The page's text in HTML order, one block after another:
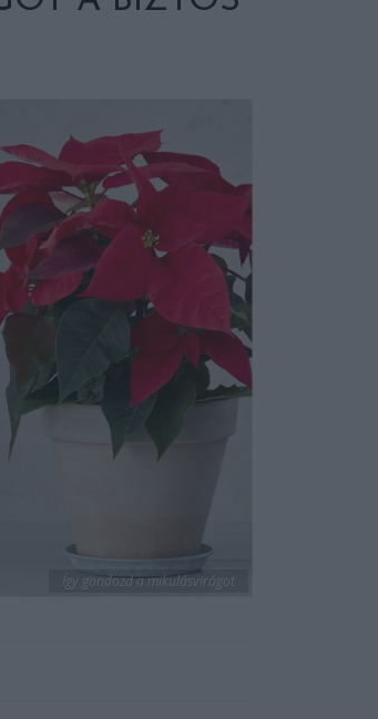
Így gondozd a mikulásvirágot